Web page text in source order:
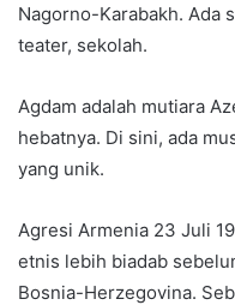
Nagorno-Karabakh. Ada
teater, sekolah.
Agdam adalah mutiara
hebatnya. Di sini, ada
yang unik.
Agresi Armenia 23 Juli
etnis lebih biadab
Bosnia-Herzegovina.